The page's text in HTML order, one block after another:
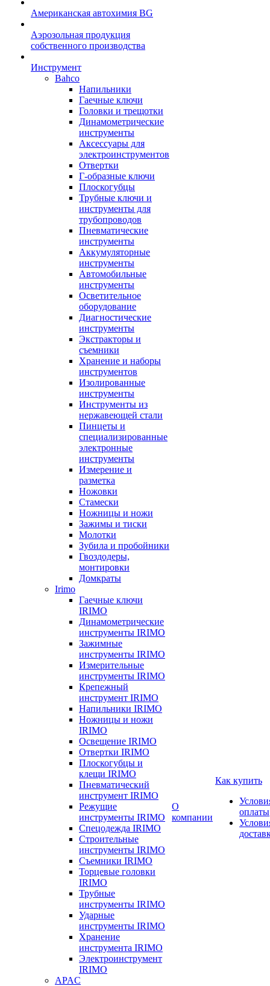
Американская автохимия BG
Аэрозольная продукция
собственного производства
Инструмент
Bahco
Напильники
Гаечные ключи
Головки и трещотки
Динамометрические
инструменты
Аксессуары для
электроинструментов
Отвертки
Г-образные ключи
Плоскогубцы
Трубные ключи и
инструменты для
трубопроводов
Пневматические
инструменты
Аккумуляторные
инструменты
Автомобильные
инструменты
Осветительное
оборудование
Диагностические
инструменты
Экстракторы и
съемники
Хранение и наборы
инструментов
Изолированные
инструменты
Инструменты из
нержавеющей стали
Пинцеты и
специализированные
электронные
инструменты
Измерение и
разметка
Ножовки
Стамески
Ножницы и ножи
Зажимы и тиски
Молотки
Зубила и пробойники
Гвоздодеры,
монтировки
Домкраты
Irimo
Гаечные ключи
IRIMO
Динамометрические
инструменты IRIMO
Зажимные
инструменты IRIMO
Измерительные
инструменты IRIMO
Крепежный
инструмент IRIMO
Напильники IRIMO
Ножницы и ножи
IRIMO
Освещение IRIMO
Отвертки IRIMO
Плоскогубцы и
клещи IRIMO
Пневматический
инструмент IRIMO
Режущие
инструменты IRIMO
Спецодежда IRIMO
Строительные
инструменты IRIMO
Съемники IRIMO
Торцевые головки
IRIMO
Трубные
инструменты IRIMO
Ударные
инструменты IRIMO
Хранение
инструмента IRIMO
Электроинструмент
IRIMO
APAC
О
компании
Как купить
оплаты